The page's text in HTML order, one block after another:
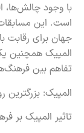
با وجود
است. این
جهان برای رقابت
المپیک همچنین
تفاهم بین
المپیک:
تاثیر المپیک بر